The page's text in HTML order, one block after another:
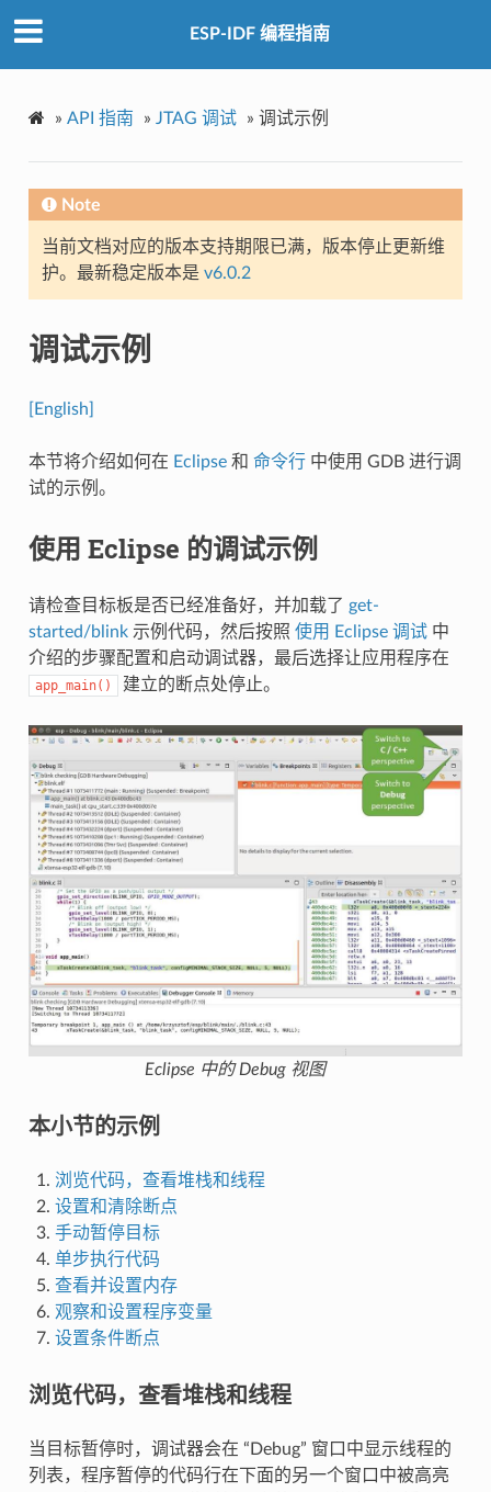
ESP-IDF 编程指南
» API 指南 » JTAG 调试 » 调试示例
Note
当前文档对应的版本支持期限已满，版本停止更新维
护。最新稳定版本是 v6.0.2
调试示例
[English]
本节将介绍如何在 Eclipse和 命令行中使用 GDB 进行调
试的示例。
使用 Eclipse 的调试示例
请检查目标板是否已经准备好，并加载了 get-
started/blink示例代码，然后按照 使用 Eclipse 调试中
介绍的步骤配置和启动调试器，最后选择让应用程序在
app_main() 建立的断点处停止。
Eclipse 中的 Debug 视图
本小节的示例
浏览代码，查看堆栈和线程
设置和清除断点
手动暂停目标
单步执行代码
查看并设置内存
观察和设置程序变量
设置条件断点
浏览代码，查看堆栈和线程
当目标暂停时，调试器会在 “Debug” 窗口中显示线程的
列表，程序暂停的代码行在下面的另一个窗口中被高亮